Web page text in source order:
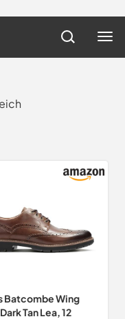
Batcombe Wing
Tan Lea, 12